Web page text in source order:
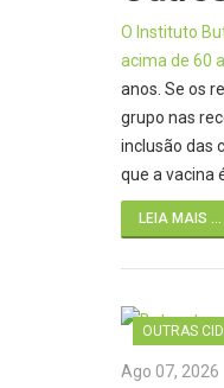
O Instituto
acima de 60
anos. Se os
grupo nas
inclusão das
que a vacina
LEIA MAIS ...
OUTRAS
Ago 07, 2026